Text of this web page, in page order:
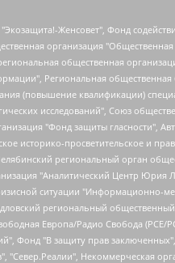
организация "Институт глобализации и социальных движений", Фонд "В защиту прав заключенных", Частное учреждение "Центр поддержки и содействия развитию средств массовой информации", Пензенский региональный общественный благотворительный фонд "Гражданский союз", "Север.Реалии", Некоммерческая организация Фонд "Правовая инициатива", Общество с ограниченной ответственностью "Радио Свободная Европа/Радио Свобода", Чешское информационное агентство "MEDIUM-ORIENT", Красноярская региональная общественная организация "Мы против СПИДа", Камалягин Денис Николаевич, Маркелов Сергей Евгеньевич, Пономарев Лев Александрович, Савицкая Людмила Алексеевна, Автономная некоммерческая организация "Центр по работе с проблемой насилия "НАСИЛИЮ.НЕТ", Межрегиональный профессиональный союз работников здравоохранения "Альянс врачей", Юридическое лицо, зарегистрированное в Латвийской Республике, SIA "Medusa Project" (регистрационный номер 40103797863, дата регистрации 10.06.2014), Некоммерческая организация "Фонд по борьбе с коррупцией", Автономная некоммерческая организация "Институт права и публичной политики", Баданин Роман Сергеевич, Гликин Максим Александрович, Железнова Мария Михайловна, Лукьянова Юлия Сергеевна, Маетная Елизавета Витальевна, Маняхин Петр Борисович, Чуракова Ольга Владимировна, Ярош Юлия Петровна, Юридическое лицо "The Insider SIA", зарегистрированное в Риге, Латвийская Республика (дата регистрации 26.06.2015), являющееся администратором доменного имени интернет-издания "The Insider SIA", https://theins.ru,